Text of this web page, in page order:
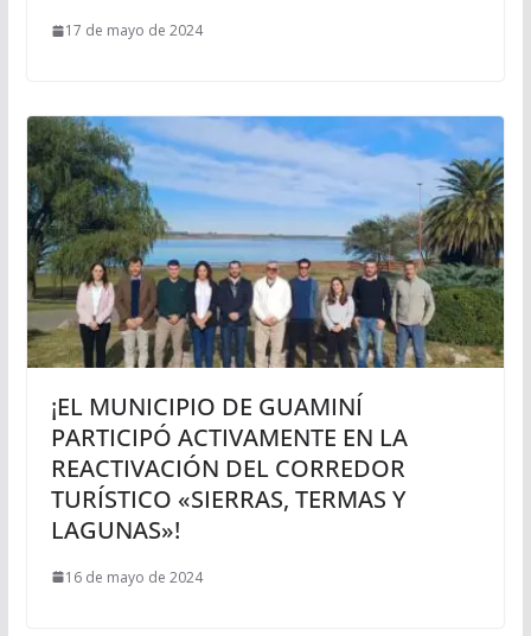
17 de mayo de 2024
¡EL MUNICIPIO DE GUAMINÍ
PARTICIPÓ ACTIVAMENTE EN LA
REACTIVACIÓN DEL CORREDOR
TURÍSTICO «SIERRAS, TERMAS Y
LAGUNAS»!
16 de mayo de 2024